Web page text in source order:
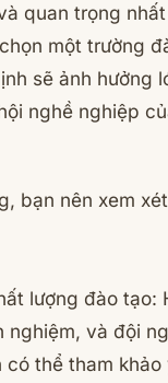
quan trọng
một trường
sẽ ảnh hưởng
nghề nghiệp
bạn nên xem
lượng đào tạo:
nghiệm, và đội
có thể tham